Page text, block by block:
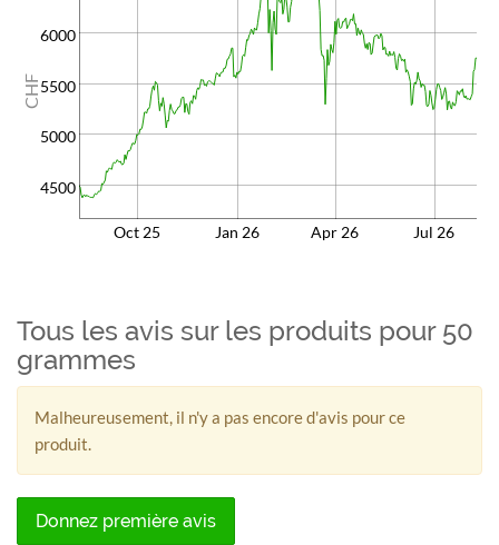
4500
5000
5500
6000
Oct 25 Jan 26 Apr 26 Jul 26
CHF
Tous les avis sur les produits pour 50
grammes
Malheureusement, il n'y a pas encore d'avis pour ce
produit.
Donnez première avis